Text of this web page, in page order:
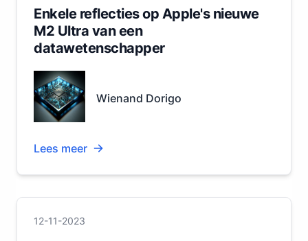
Enkele reflecties op Apple's nieuwe
M2 Ultra van een
datawetenschapper
Wienand Dorigo
Lees meer
12-11-2023